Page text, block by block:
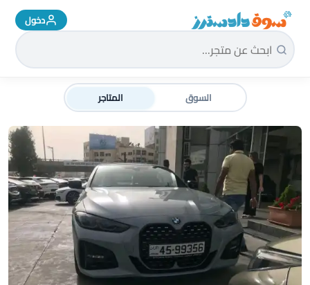
سوق دادسترز الرئيسية دخول
السوق المتاجر